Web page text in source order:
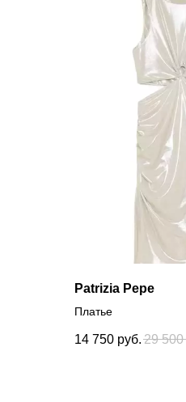
Patrizia Pepe
Платье
14 750 руб. 29 500